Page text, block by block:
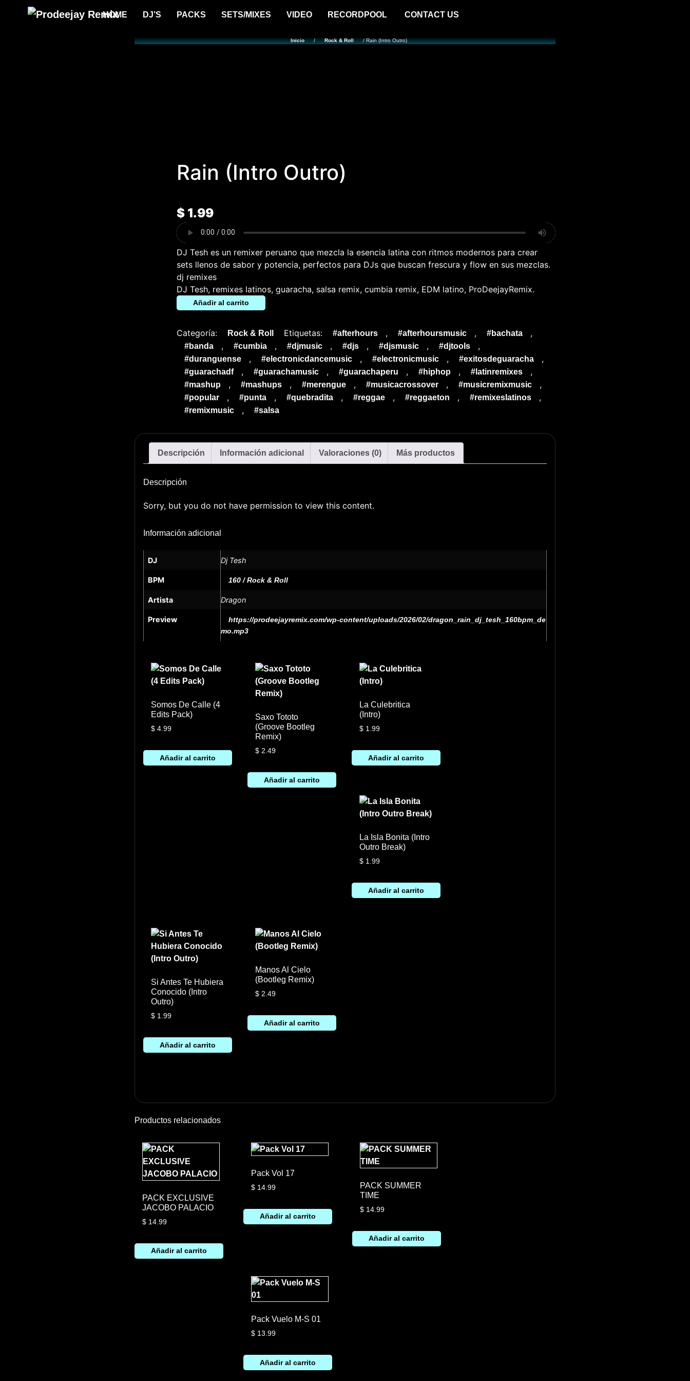
HOME DJ’S PACKS SETS/MIXES VIDEO RECORDPOOL CONTACT US
Inicio / Rock & Roll / Rain (Intro Outro)
Rain (Intro Outro)
$1.99
DJ Tesh es un remixer peruano que mezcla la esencia latina con ritmos modernos para crear
sets llenos de sabor y potencia, perfectos para DJs que buscan frescura y flow en sus mezclas.
dj remixes
DJ Tesh, remixes latinos, guaracha, salsa remix, cumbia remix, EDM latino, ProDeejayRemix.
Añadir al carrito
Categoría: Rock & Roll Etiquetas: #afterhours , #afterhoursmusic , #bachata ,
#banda , #cumbia , #djmusic , #djs , #djsmusic , #djtools ,
#duranguense , #electronicdancemusic , #electronicmusic , #exitosdeguaracha ,
#guarachadf , #guarachamusic , #guarachaperu , #hiphop , #latinremixes ,
#mashup , #mashups , #merengue , #musicacrossover , #musicremixmusic ,
#popular , #punta , #quebradita , #reggae , #reggaeton , #remixeslatinos ,
#remixmusic , #salsa
Descripción Información adicional Valoraciones (0) Más productos
Descripción
Sorry, but you do not have permission to view this content.
Información adicional
DJ Dj Tesh
BPM 160 / Rock & Roll
Artista Dragon
Preview
https://prodeejayremix.com/wp-content/uploads/2026/02/dragon_rain_dj_tesh_160bpm_de
mo.mp3
Somos De Calle (4
Edits Pack)
$ 4.99
Añadir al carrito
Saxo Tototo
(Groove Bootleg
Remix)
$ 2.49
Añadir al carrito
La Culebritica
(Intro)
$ 1.99
Añadir al carrito
La Isla Bonita (Intro
Outro Break)
$ 1.99
Añadir al carrito
Si Antes Te Hubiera
Conocido (Intro
Outro)
$ 1.99
Añadir al carrito
Manos Al Cielo
(Bootleg Remix)
$ 2.49
Añadir al carrito
Productos relacionados
PACK EXCLUSIVE
JACOBO PALACIO
$14.99
Añadir al carrito
Pack Vol 17
$14.99
Añadir al carrito
PACK SUMMER
TIME
$14.99
Añadir al carrito
Pack Vuelo M-S 01
$13.99
Añadir al carrito